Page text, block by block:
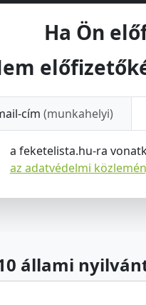
Ha Ön
cím (munkahelyi)
a feketelista.hu-ra
az adatvédelmi
állami